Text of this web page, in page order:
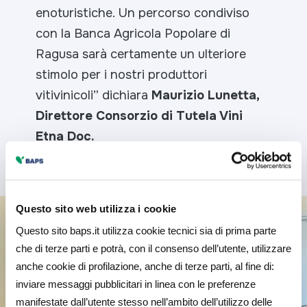
Questo sito web utilizza i cookie
Questo sito baps.it utilizza cookie tecnici sia di prima parte
che di terze parti e potrà, con il consenso dell’utente, utilizzare
anche cookie di profilazione, anche di terze parti, al fine di:
inviare messaggi pubblicitari in linea con le preferenze
manifestate dall’utente stesso nell’ambito dell’utilizzo delle
enoturistiche. Un percorso condiviso
con la Banca Agricola Popolare di
Ragusa sarà certamente un ulteriore
stimolo per i nostri produttori
vitivinicoli” dichiara Maurizio Lunetta,
Direttore Consorzio di Tutela Vini
Etna Doc.